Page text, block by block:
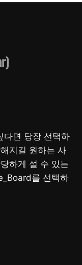
다면 당장 선택하
지길 원하는 사
하게 설 수 있는
를 선택하